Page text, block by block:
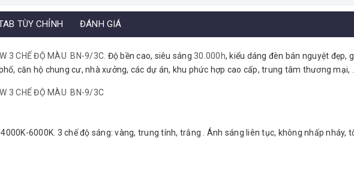
TÙY CHỈNH ĐÁNH GIÁ
3 CHẾ ĐỘ MÀU BN-9/3C Độ bền cao, siêu sáng 30.000h, kiểu dáng đèn bán nguyệt đẹp,
căn hộ chung cư, nhà xưởng, các dự án, khu phức hợp cao cấp, trung tâm thương mại,
3 CHẾ ĐỘ MÀU BN-9/3C
6000K. 3 chế độ sáng: vàng, trung tính, trắng . Ánh sáng liên tục, không nhấp